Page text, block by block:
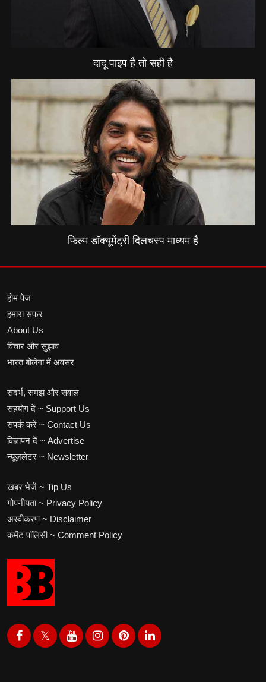
दादू पाइप है तो सही है
फिल्म डॉक्यूमेंट्री दिलचस्प माध्यम है
होम पेज
हमारा सफर
About Us
विचार और सुझाव
भारत बोलेगा में अवसर
संदर्भ, समझ और सवाल
सहयोग दें ~ Support Us
संपर्क करें ~ Contact Us
विज्ञापन दें ~ Advertise
न्यूज़लेटर ~ Newsletter
खबर भेजें ~ Tip Us
गोपनीयता ~ Privacy Policy
अस्वीकरण ~ Disclaimer
कमेंट पॉलिसी ~ Comment Policy